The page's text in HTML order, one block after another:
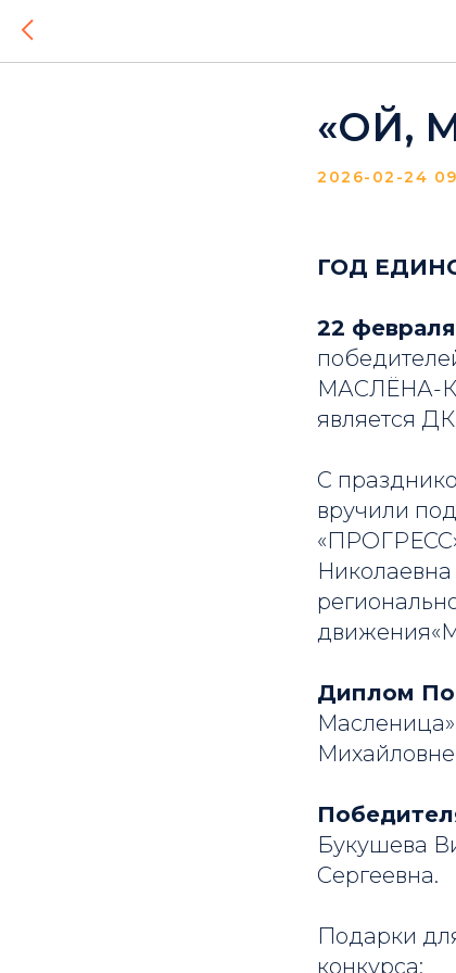
«ОЙ,
2026-02-24
ГОД
22 февраля
МАСЛЁНА-
является
С
вручили
Диплом
Букушева
Сергеевна.
Подарки
конкурса: